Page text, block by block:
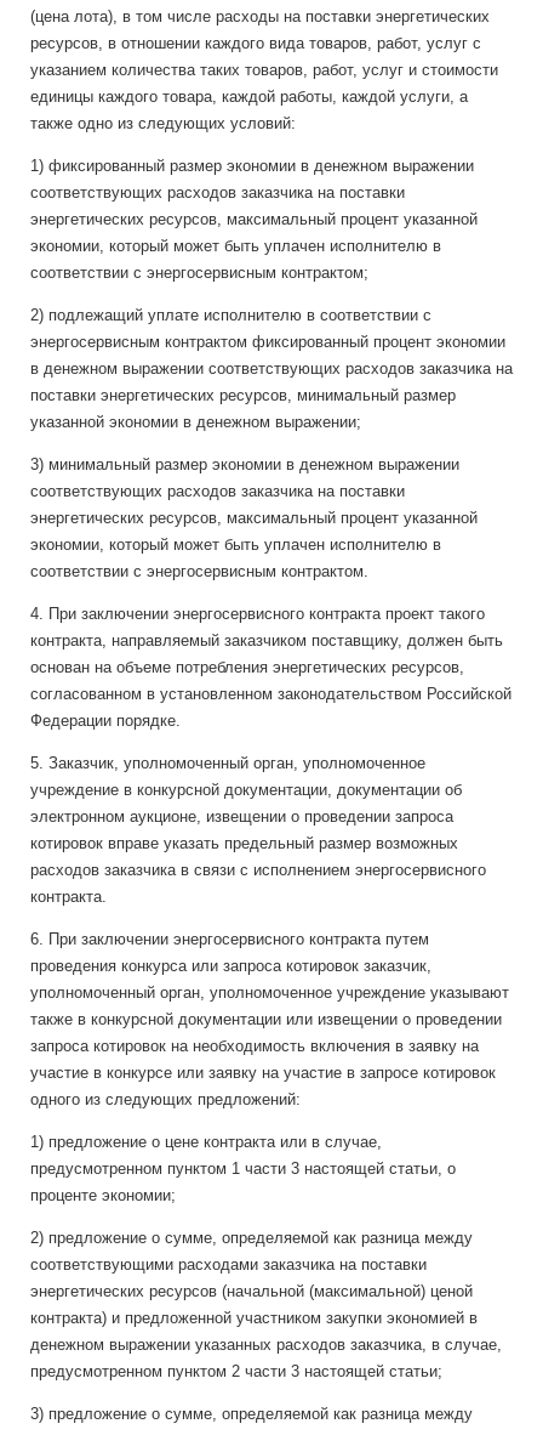
(цена лота), в том числе расходы на поставки энергетических
ресурсов, в отношении каждого вида товаров, работ, услуг с
указанием количества таких товаров, работ, услуг и стоимости
единицы каждого товара, каждой работы, каждой услуги, а
также одно из следующих условий:
1) фиксированный размер экономии в денежном выражении
соответствующих расходов заказчика на поставки
энергетических ресурсов, максимальный процент указанной
экономии, который может быть уплачен исполнителю в
соответствии с энергосервисным контрактом;
2) подлежащий уплате исполнителю в соответствии с
энергосервисным контрактом фиксированный процент экономии
в денежном выражении соответствующих расходов заказчика на
поставки энергетических ресурсов, минимальный размер
указанной экономии в денежном выражении;
3) минимальный размер экономии в денежном выражении
соответствующих расходов заказчика на поставки
энергетических ресурсов, максимальный процент указанной
экономии, который может быть уплачен исполнителю в
соответствии с энергосервисным контрактом.
4. При заключении энергосервисного контракта проект такого
контракта, направляемый заказчиком поставщику, должен быть
основан на объеме потребления энергетических ресурсов,
согласованном в установленном законодательством Российской
Федерации порядке.
5. Заказчик, уполномоченный орган, уполномоченное
учреждение в конкурсной документации, документации об
электронном аукционе, извещении о проведении запроса
котировок вправе указать предельный размер возможных
расходов заказчика в связи с исполнением энергосервисного
контракта.
6. При заключении энергосервисного контракта путем
проведения конкурса или запроса котировок заказчик,
уполномоченный орган, уполномоченное учреждение указывают
также в конкурсной документации или извещении о проведении
запроса котировок на необходимость включения в заявку на
участие в конкурсе или заявку на участие в запросе котировок
одного из следующих предложений:
1) предложение о цене контракта или в случае,
предусмотренном пунктом 1 части 3 настоящей статьи, о
проценте экономии;
2) предложение о сумме, определяемой как разница между
соответствующими расходами заказчика на поставки
энергетических ресурсов (начальной (максимальной) ценой
контракта) и предложенной участником закупки экономией в
денежном выражении указанных расходов заказчика, в случае,
предусмотренном пунктом 2 части 3 настоящей статьи;
3) предложение о сумме, определяемой как разница между